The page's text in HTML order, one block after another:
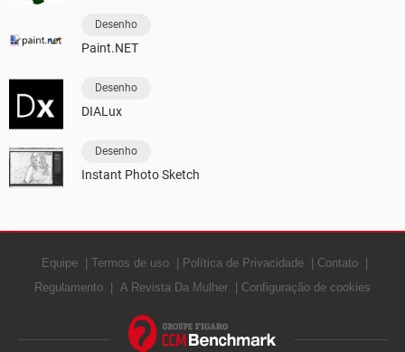
Desenho
Paint.NET
Desenho
DIALux
Desenho
Instant Photo Sketch
Equipe Termos de uso Política de Privacidade
Contato
Regulamento
A Revista Da Mulher Configuração de cookies